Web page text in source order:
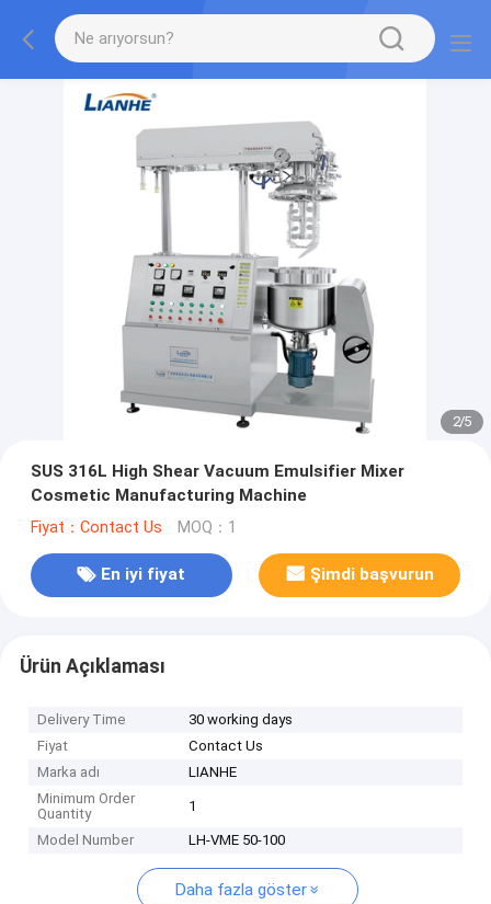
2/5
SUS 316L High Shear Vacuum Emulsifier Mixer
Cosmetic Manufacturing Machine
Fiyat：Contact Us MOQ：1
En iyi fiyat Şimdi başvurun
Ürün Açıklaması
Delivery Time
30 working days
Fiyat
Contact Us
Marka adı
LIANHE
Minimum Order
Quantity
1
Model Number LH-VME 50-100
Daha fazla göster